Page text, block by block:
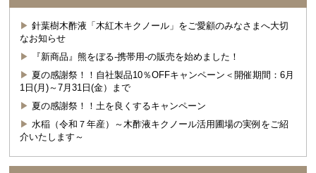
針葉樹木酢液「木紅木キクノール」をご愛顧のみなさまへ大切
なお知らせ
『新商品』熊をぼる-携帯用-の販売を始めました！
夏の感謝祭！！自社製品10％OFFキャンペーン＜開催期間：6月
1日(月)～7月31日(金）まで
夏の感謝祭！！土を良くするキャンペーン
水稲（令和７年産）～木酢液キクノール活用圃場の実例をご紹
介いたします～